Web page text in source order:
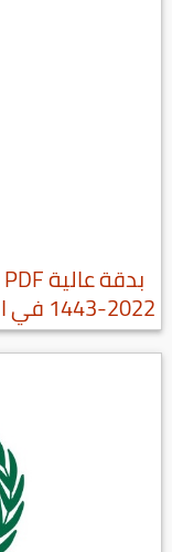
2022-1443 في السعودية